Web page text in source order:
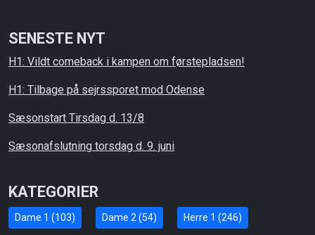
SENESTE NYT
H1: Vildt comeback i kampen om førstepladsen!
H1: Tilbage på sejrssporet mod Odense
Sæsonstart Tirsdag d. 13/8
Sæsonafslutning torsdag d. 9. juni
KATEGORIER
Dame 1 (103) Dame 2 (54) Herre 1 (246)